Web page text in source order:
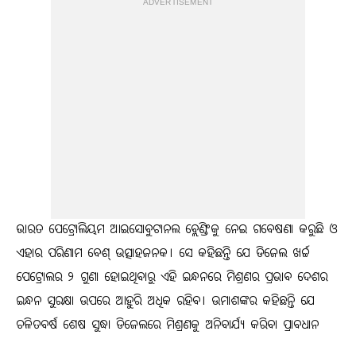
ADVERTISEMENT
ଭାରତ ପେଟ୍ରୋଲିୟମ ଆଇସୋବୁଟାନଲ ବ୍ଲେଣ୍ଡିଂକୁ ନେଇ ଗବେଷଣା କରୁଛି ଓ
ଏହାର ପରିଣାମ ବେଶ୍ ଉତ୍ସାହଜନକ। ସେ କହିଛନ୍ତି ଯେ ଡିଜେଲ ଖର୍ଚ୍ଚ
ପେଟ୍ରୋଲର ୨ ଗୁଣା ହୋଇଥିବାରୁ ଏହି ଇନ୍ଧନରେ ମିଶ୍ରଣର ପ୍ରଭାବ ଦେଶର
ଇନ୍ଧନ ସୁରକ୍ଷା ଉପରେ ଆହୁରି ଅଧିକ ରହିବ। ଉମାଶଙ୍କର କହିଛନ୍ତି ଯେ
ଚଳିତବର୍ଷ ଶେଷ ସୁଦ୍ଧା ଡିଜେଲରେ ମିଶ୍ରଣକୁ ଅନିବାର୍ଯ୍ୟ କରିବା ପ୍ରାବଧାନ